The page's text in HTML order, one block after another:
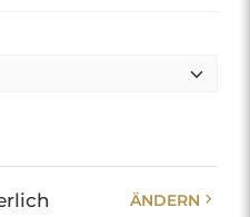
ÄNDERN chevron_right